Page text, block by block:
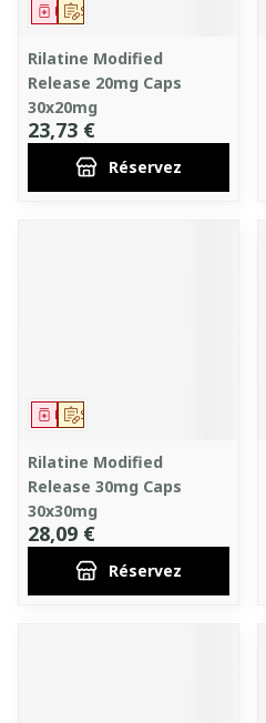
Sur prescription
Médicament
Rilatine Modified
Release 20mg Caps
30x20mg
23,73 €
Réservez
Sur prescription
Médicament
Rilatine Modified
Release 30mg Caps
30x30mg
28,09 €
Réservez